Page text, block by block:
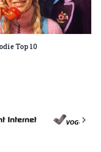
Top 10